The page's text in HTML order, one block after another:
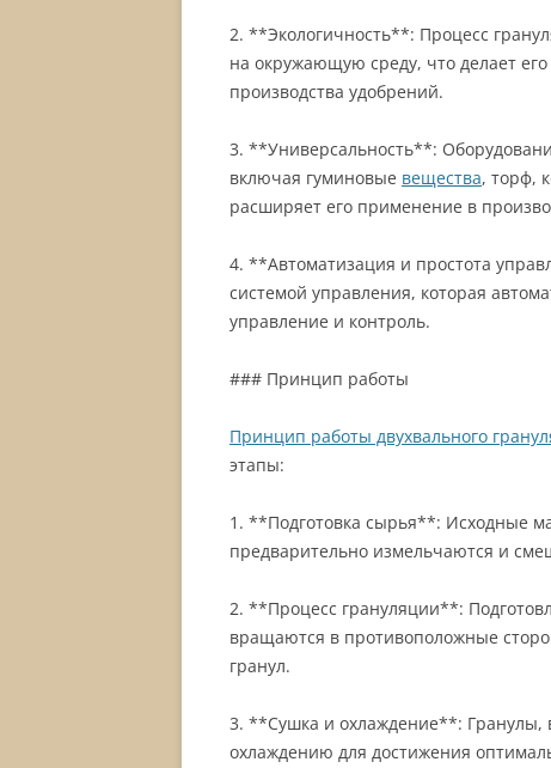
2. **Экологичность**: Процесс
на окружающую среду, что делает
производства удобрений.
3. **Универсальность**:
включая гуминовые вещества, торф,
расширяет его применение в
4. **Автоматизация и простота
системой управления, которая
управление и контроль.
### Принцип работы
Принцип работы двухвального
этапы:
1. **Подготовка сырья**: Исходные
предварительно измельчаются и
2. **Процесс грануляции**:
вращаются в противоположные
гранул.
3. **Сушка и охлаждение**: Гранулы,
охлаждению для достижения